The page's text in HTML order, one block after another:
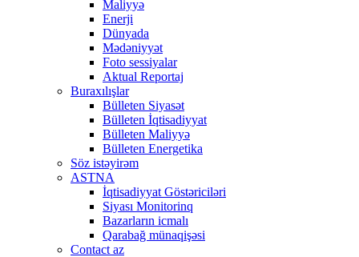
Maliyyə
Enerji
Dünyada
Mədəniyyət
Foto sessiyalar
Aktual Reportaj
Buraxılışlar
Bülleten Siyasət
Bülleten İqtisadiyyat
Bülleten Maliyyə
Bülleten Energetika
Söz istəyirəm
ASTNA
İqtisadiyyat Göstəriciləri
Siyası Monitorinq
Bazarların icmalı
Qarabağ münaqişəsi
Contact az